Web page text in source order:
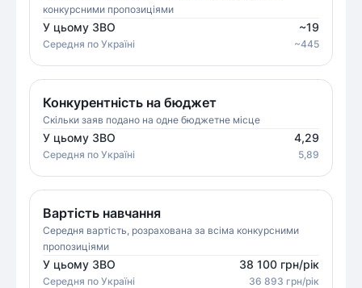
конкурсними пропозиціями
У цьому ЗВО ~19
Середня по Україні ~445
Конкурентність на бюджет
Скільки заяв подано на одне бюджетне місце
У цьому ЗВО 4,29
Середня по Україні 5,89
Вартість навчання
Середня вартість, розрахована за всіма конкурсними
пропозиціями
У цьому ЗВО 38 100 грн/рік
Середня по Україні 36 893 грн/рік